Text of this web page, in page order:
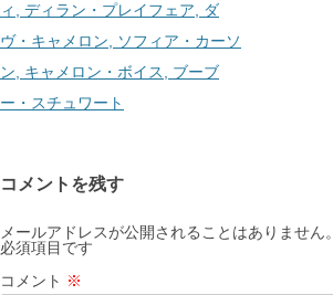
ィ, ディラン・プレイフェア, ダ
ヴ・キャメロン, ソフィア・カーソ
ン, キャメロン・ボイス, ブーブ
ー・スチュワート
コメントを残す
メールアドレスが公開されることはありません。
必須項目です
コメント ※